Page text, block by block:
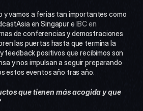
y vamos a ferias tan importantes como
en Singapur e IBC en
de conferencias y demostraciones
las puertas hasta que termina la
feedback positivos que recibimos son
y nos impulsan a seguir preparando
estos eventos año tras año.
que tienen más acogida y que